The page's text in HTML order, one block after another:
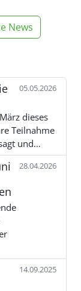
News
05.05.2026
dieses
Teilnahme
und…
28.04.2026
14.09.2025